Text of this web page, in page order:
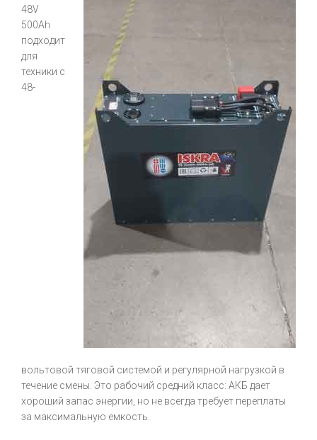
48V
500Ah
подходит
для
техники с
48-
вольтовой тяговой системой и регулярной нагрузкой в
течение смены. Это рабочий средний класс: АКБ дает
хороший запас энергии, но не всегда требует переплаты
за максимальную емкость.